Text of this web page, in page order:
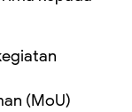
(MoU)